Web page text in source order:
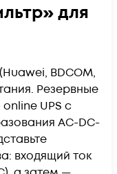
для
BDCOM,
Резервные
UPS с
AC-DC-
входящий ток